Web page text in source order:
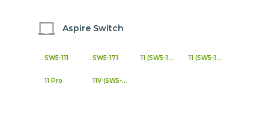
Aspire Switch
SW5-111 SW5-171 11 (SW5-171) 11 (SW5-173)
11 Pro 11V (SW5-173)